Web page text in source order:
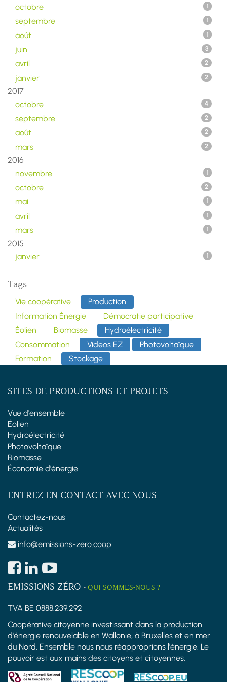
octobre 1
septembre 1
août 1
juin 3
avril 2
janvier 2
2017
octobre
4
septembre 2
août 2
mars 2
2016
novembre
1
octobre 2
mai 1
avril 1
mars 1
2015
janvier
1
Tags
Vie coopérative
Production
Information Énergie
Démocratie participative
Éolien
Biomasse
Hydroélectricité
Consommation
Videos EZ
Photovoltaïque
Formation
Stockage
SITES DE PRODUCTIONS ET PROJETS
Vue d'ensemble
Éolien
Hydroélectricité
Photovoltaïque
Biomasse
Économie d'énergie
ENTREZ EN CONTACT AVEC NOUS
Contactez-nous
Actualités
info@emissions-zero.coop
EMISSIONS ZÉRO - QUI SOMMES-NOUS ?
TVA BE 0888.239.292
Coopérative citoyenne investissant dans la production
d'énergie renouvelable en Wallonie, à Bruxelles et en mer
du Nord. Ensemble nous nous réapproprions l'énergie. Le
pouvoir est aux mains des citoyens et citoyennes.